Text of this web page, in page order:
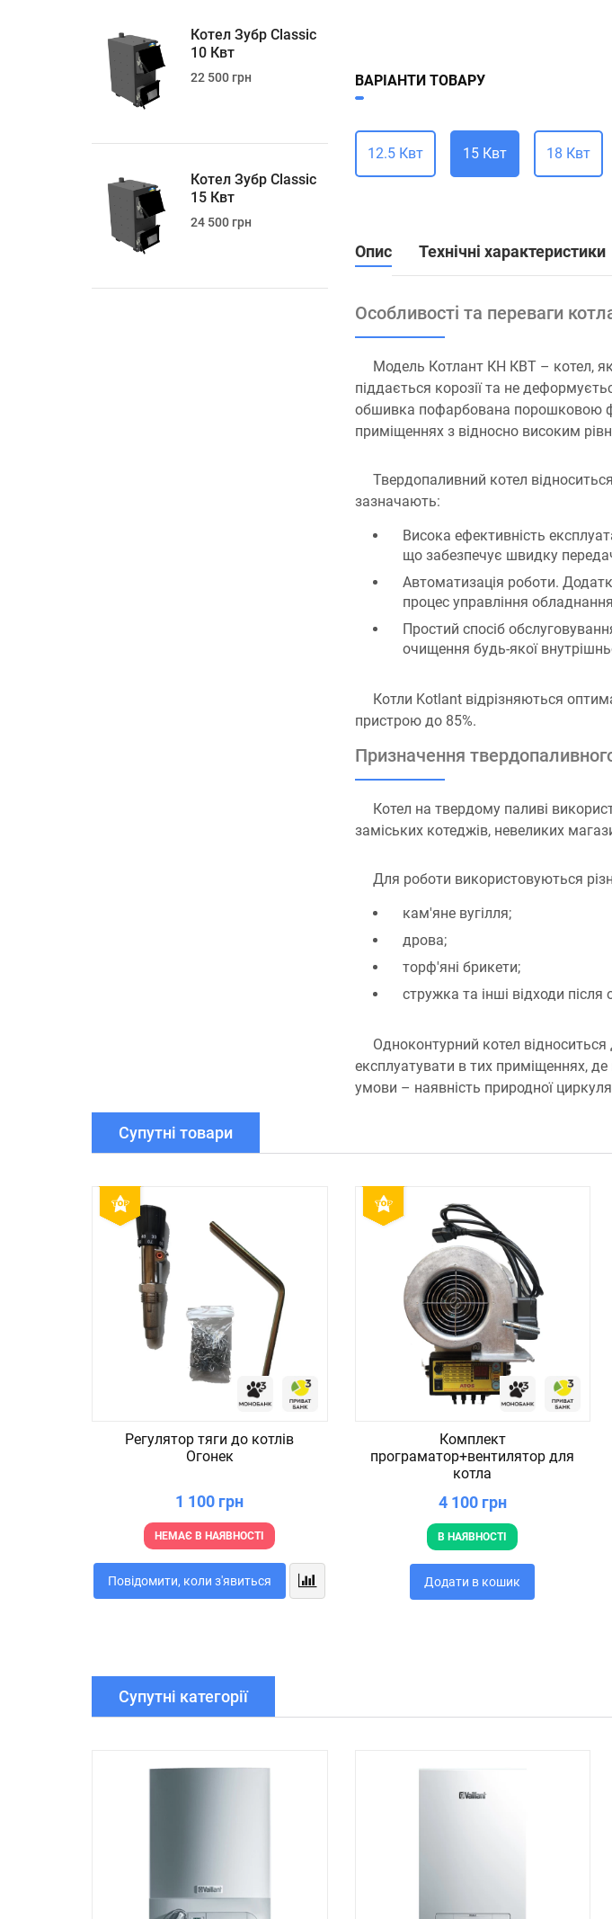
Котел Зубр Classic
10 Квт
22 500 грн
Котел Зубр Classic
15 Квт
24 500 грн
ВАРІАНТИ ТОВАРУ
12.5 Квт 15 Квт 18 Квт
Опис Технічні характеристики
Особливості та переваги
Модель Котлант КН КВТ – котел,
піддається корозії та не
обшивка пофарбована порошковою
приміщеннях з відносно високим
Твердопаливний котел
зазначають:
Висока ефективність
що забезпечує швидку
Автоматизація роботи.
процес управління
Простий спосіб
очищення будь-якої
Котли Kotlant відрізняються
пристрою до 85%.
Призначення
Котел на твердому паливі
заміських котеджів, невеликих
Для роботи використовуються
кам'яне вугілля;
дрова;
торф'яні брикети;
стружка та інші відходи
Одноконтурний котел
експлуатувати в тих приміщеннях,
умови – наявність природної
Супутні товари
Регулятор тяги до котлів
Огонек
1 100 грн
НЕМАЄ В НАЯВНОСТІ
Повідомити, коли з'явиться
Комплект
програматор+вентилятор для
котла
4 100 грн
В НАЯВНОСТІ
Додати в кошик
Супутні категорії